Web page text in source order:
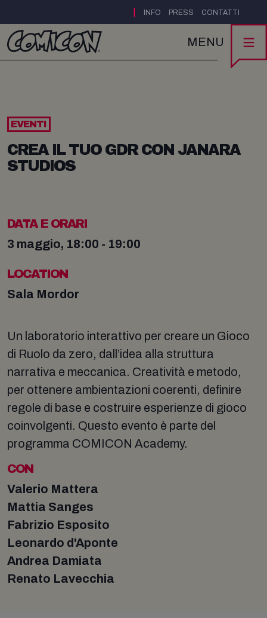
INFO PRESS CONTATTI
MENU
EVENTI
CREA IL TUO GDR CON JANARA
STUDIOS
DATA E ORARI
3 maggio, 18:00 - 19:00
LOCATION
Sala Mordor
Un laboratorio interattivo per creare un Gioco
di Ruolo da zero, dall’idea alla struttura
narrativa e meccanica. Creatività e metodo,
per ottenere ambientazioni coerenti, definire
regole di base e costruire esperienze di gioco
coinvolgenti. Questo evento è parte del
programma COMICON Academy.
CON
Valerio Mattera
Mattia Sanges
Fabrizio Esposito
Leonardo d'Aponte
Andrea Damiata
Renato Lavecchia